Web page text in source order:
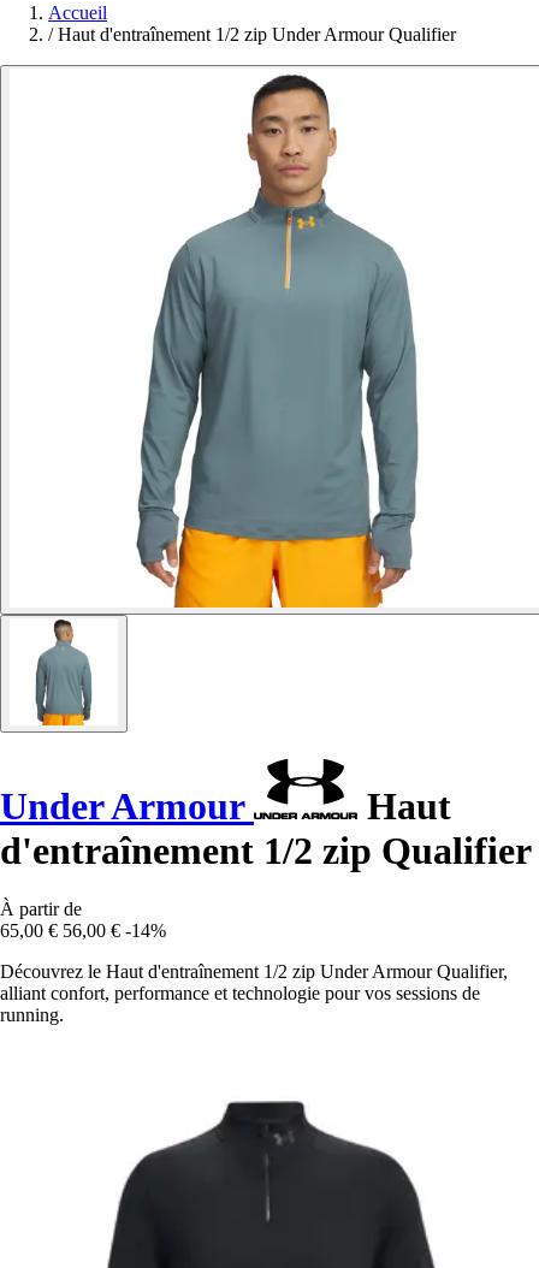
Accueil
/ Haut d'entraînement 1/2 zip Under Armour Qualifier
Under Armour
Haut
d'entraînement 1/2 zip Qualifier
À partir de
65,00 € 56,00 € -14%
Découvrez le Haut d'entraînement 1/2 zip Under Armour Qualifier,
alliant confort, performance et technologie pour vos sessions de
running.